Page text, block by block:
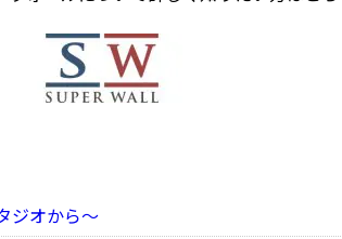
ジオから～